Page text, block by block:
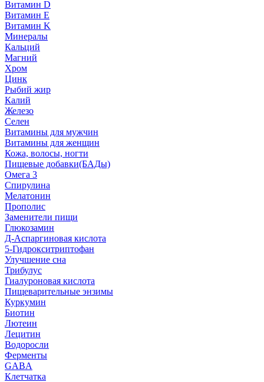
Витамин D
Витамин E
Витамин K
Минералы
Кальций
Магний
Хром
Цинк
Рыбий жир
Калий
Железо
Селен
Витамины для мужчин
Витамины для женщин
Кожа, волосы, ногти
Пищевые добавки(БАДы)
Омега 3
Спирулина
Мелатонин
Прополис
Заменители пищи
Глюкозамин
Д-Аспаргиновая кислота
5-Гидрокситриптофан
Улучшение сна
Трибулус
Гиалуроновая кислота
Пищеварительные энзимы
Куркумин
Биотин
Лютеин
Лецитин
Водоросли
Ферменты
GABA
Клетчатка